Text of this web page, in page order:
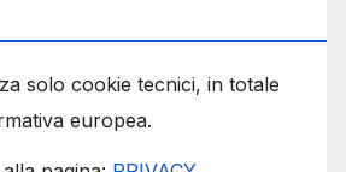
solo cookie tecnici, in totale
europea.